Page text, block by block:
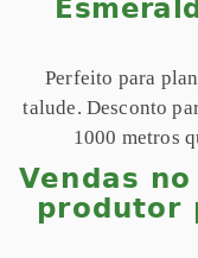
Perfeito para
talude. Desconto
1000 metros
Vendas
produtor